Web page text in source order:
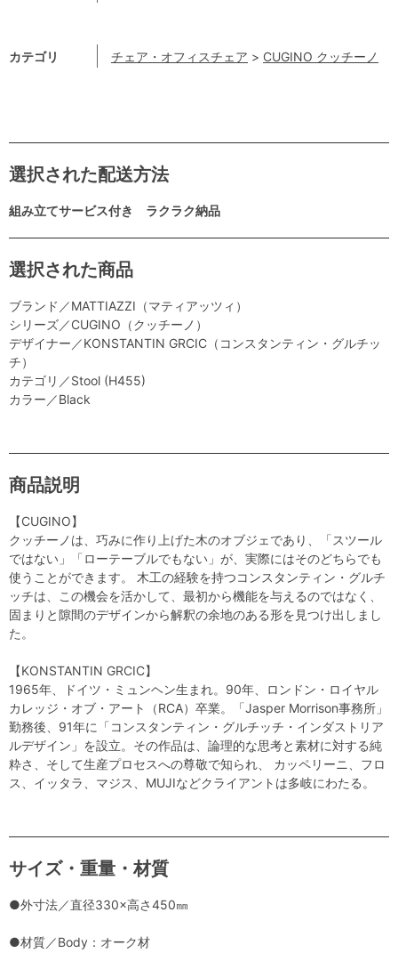
カテゴリ チェア・オフィスチェア > CUGINO クッチーノ
選択された配送方法
組み立てサービス付き ラクラク納品
選択された商品
ブランド／MATTIAZZI（マティアッツィ）
シリーズ／CUGINO（クッチーノ）
デザイナー／KONSTANTIN GRCIC（コンスタンティン・グルチッ
チ）
カテゴリ／Stool (H455)
カラー／Black
商品説明
【CUGINO】
クッチーノは、巧みに作り上げた木のオブジェであり、「スツール
ではない」「ローテーブルでもない」が、実際にはそのどちらでも
使うことができます。 木工の経験を持つコンスタンティン・グルチ
ッチは、この機会を活かして、最初から機能を与えるのではなく、
固まりと隙間のデザインから解釈の余地のある形を見つけ出しまし
た。
【KONSTANTIN GRCIC】
1965年、ドイツ・ミュンヘン生まれ。90年、ロンドン・ロイヤル
カレッジ・オブ・アート（RCA）卒業。「Jasper Morrison事務所」
勤務後、91年に「コンスタンティン・グルチッチ・インダストリア
ルデザイン」を設立。その作品は、論理的な思考と素材に対する純
粋さ、そして生産プロセスへの尊敬で知られ、 カッペリーニ、フロ
ス、イッタラ、マジス、MUJIなどクライアントは多岐にわたる。
サイズ・重量・材質
●外寸法／直径330×高さ450㎜
●材質／Body：オーク材